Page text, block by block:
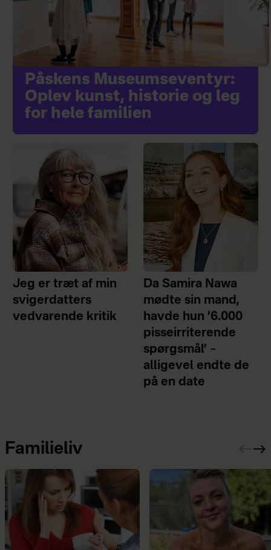
Påskens Museumseventyr:
Oplev kunst, historie og leg
for hele familien
Jeg er træt af min
svigerdatters
vedvarende kritik
Da Samira Nawa
mødte sin mand,
havde hun ’6.000
pisseirriterende
spørgsmål’ –
alligevel endte de
på en date
Familieliv